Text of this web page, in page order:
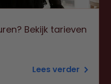
Bekijk tarieven
Lees verder